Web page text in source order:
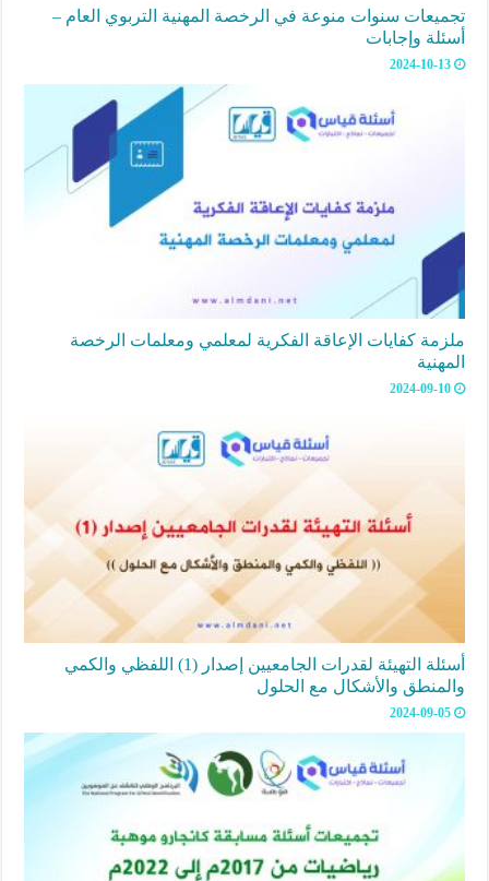
تجميعات سنوات منوعة في الرخصة المهنية التربوي العام –
أسئلة وإجابات
2024-10-13
ملزمة كفايات الإعاقة الفكرية لمعلمي ومعلمات الرخصة
المهنية
2024-09-10
أسئلة التهيئة لقدرات الجامعيين إصدار (1) اللفظي والكمي
والمنطق والأشكال مع الحلول
2024-09-05